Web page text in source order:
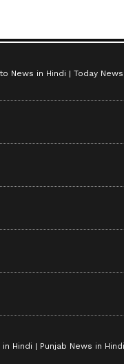
News in Hindi
Today
Hindi Punjab News in Hindi